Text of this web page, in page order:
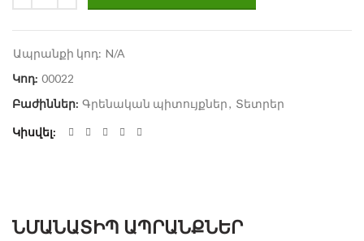
Ապրանքի կոդ: N/A
Կոդ: 00022
Բաժիններ: Գրենական պիտույքներ, Տետրեր
Կիսվել
ՆՄԱՆԱՏԻՊ ԱՊՐԱՆՔՆԵՐ